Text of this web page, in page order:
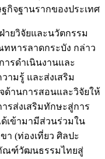
กิจฐานรากของประเทศ
ายวิจัยและนวัตกรรม
ทหารลาดกระบัง กล่าว
รดำเนินงานและ
ามรู้ และส่งเสริม
านการสอนและวิจัยให้
รส่งเสริมทักษะสู่การ
เข้ามามีส่วนร่วมใน
(ท่องเที่ยว ศิลปะ
ณฑ์วัฒนธรรมไทยสู่